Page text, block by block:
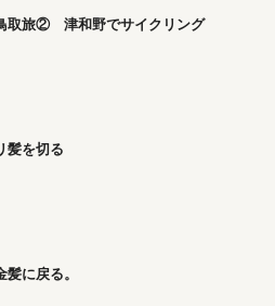
取旅② 津和野でサイクリング
髪を切る
髪に戻る。